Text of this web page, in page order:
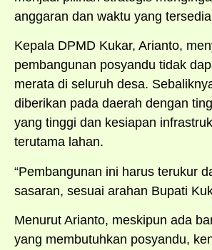
anggaran dan waktu yang
Kepala DPMD Kukar, Arianto,
pembangunan posyandu tidak
merata di seluruh desa.
diberikan pada daerah dengan
yang tinggi dan kesiapan
terutama lahan.
“Pembangunan ini harus terukur
sasaran, sesuai arahan Bupati
Menurut Arianto, meskipun ada
yang membutuhkan posyandu,